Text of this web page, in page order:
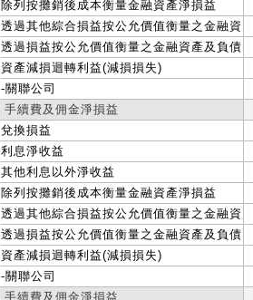
除列按攤銷後成本衡量金融資產淨損益
透過其他綜合損益按公允價值衡量之金融資
透過損益按公允價值衡量之金融資產及負債
資產減損迴轉利益(減損損失)
-關聯公司
手續費及佣金淨損益
兌換損益
利息淨收益
其他利息以外淨收益
除列按攤銷後成本衡量金融資產淨損益
透過其他綜合損益按公允價值衡量之金融資
透過損益按公允價值衡量之金融資產及負債
資產減損迴轉利益(減損損失)
-關聯公司
手續費及佣金淨損益